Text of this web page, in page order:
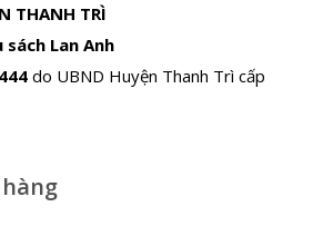
THANH TRÌ
sách Lan Anh
do UBND Huyện Thanh Trì cấp